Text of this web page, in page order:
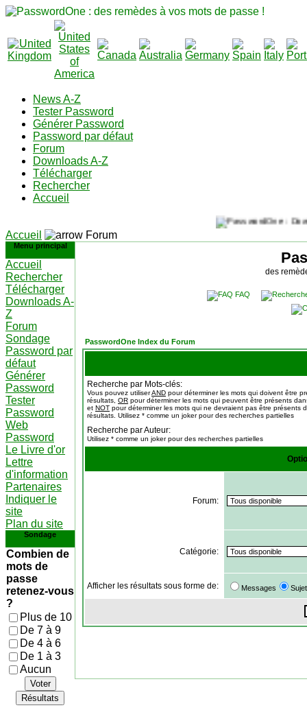
News A-Z
Tester Password
Générer Password
Password par défaut
Forum
Downloads A-Z
Télécharger
Rechercher
Accueil
Accueil Forum
Menu principal
Accueil
Rechercher
Télécharger
Downloads A-
Z
Forum
Sondage
Password par
défaut
Générer
Password
Tester
Password
Web
Password
Le Livre d'or
Lettre
d'information
Partenaires
Indiquer le
site
Plan du site
Sondage
Combien de
mots de
passe
retenez-vous
?
Plus de 10
De 7 à 9
De 4 à 6
De 1 à 3
Aucun
Voter
Résultats
des
FAQ
PasswordOne Index du Forum
Recherche par Mots-clés:
Vous pouvez utiliserAND pour déterminer les mots qui doivent être
résultats, OR pour déterminer les mots qui peuvent être présents
et NOT pour déterminer les mots qui ne devraient pas être présents
résultats. Utilisez * comme un joker pour des recherches partielles
Recherche par Auteur:
Utilisez * comme un joker pour des recherches partielles
Forum:
Catégorie:
Afficher les résultats sous forme de: Messages